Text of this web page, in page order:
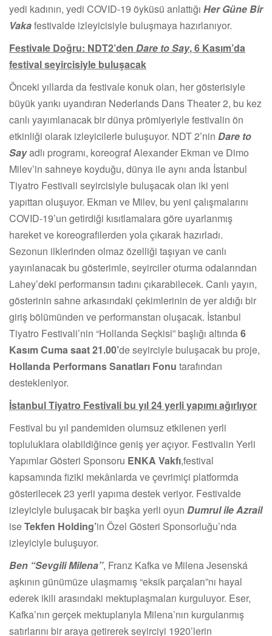
yedi kadının, yedi COVID-19 öyküsü anlattığı Her Güne Bir
Vakafestivalde izleyicisiyle buluşmaya hazırlanıyor.
Festivale Doğru: NDT2’den Dare to Say, 6 Kasım’da
festival seyircisiyle buluşacak
Önceki yıllarda da festivale konuk olan, her gösterisiyle
büyük yankı uyandıran Nederlands Dans Theater 2, bu kez
canlı yayımlanacak bir dünya prömiyeriyle festivalin ön
etkinliği olarak izleyicilerle buluşuyor. NDT 2’nin Dare to
Sayadlı programı, koreograf Alexander Ekman ve Dimo
Milev’in sahneye koyduğu, dünya ile aynı anda İstanbul
Tiyatro Festivali seyircisiyle buluşacak olan iki yeni
yapıttan oluşuyor. Ekman ve Milev, bu yeni çalışmalarını
COVID-19’un getirdiği kısıtlamalara göre uyarlanmış
hareket ve koreografilerden yola çıkarak hazırladı.
Sezonun ilklerinden olmaz özelliği taşıyan ve canlı
yayınlanacak bu gösterimle, seyirciler oturma odalarından
Lahey’deki performansın tadını çıkarabilecek. Canlı yayın,
gösterinin sahne arkasındaki çekimlerinin de yer aldığı bir
giriş bölümünden ve performanstan oluşacak. İstanbul
Tiyatro Festivali’nin “Hollanda Seçkisi” başlığı altında6
Kasım Cuma saat 21.00’de seyirciyle buluşacak bu proje,
Hollanda Performans Sanatları Fonu tarafından
destekleniyor.
İstanbul Tiyatro Festivali bu yıl 24 yerli yapımı ağırlıyor
Festival bu yıl pandemiden olumsuz etkilenen yerli
topluluklara olabildiğince geniş yer açıyor. Festivalin Yerli
Yapımlar Gösteri Sponsoru ENKA Vakfı,festival
kapsamında fiziki mekânlarda ve çevrimiçi platformda
gösterilecek 23 yerli yapıma destek veriyor. Festivalde
izleyiciyle buluşacak bir başka yerli oyun Dumrul ile Azrail
iseTekfen Holding’in Özel Gösteri Sponsorluğu’nda
izleyiciyle buluşuyor.
Ben “Sevgili Milena”, Franz Kafka ve Milena Jesenská
aşkının günümüze ulaşmamış “eksik parçaları”nı hayal
ederek ikili arasındaki mektuplaşmaları kurguluyor. Eser,
Kafka’nın gerçek mektuplarıyla Milena’nın kurgulanmış
satırlarını bir araya getirerek seyirciyi 1920’lerin